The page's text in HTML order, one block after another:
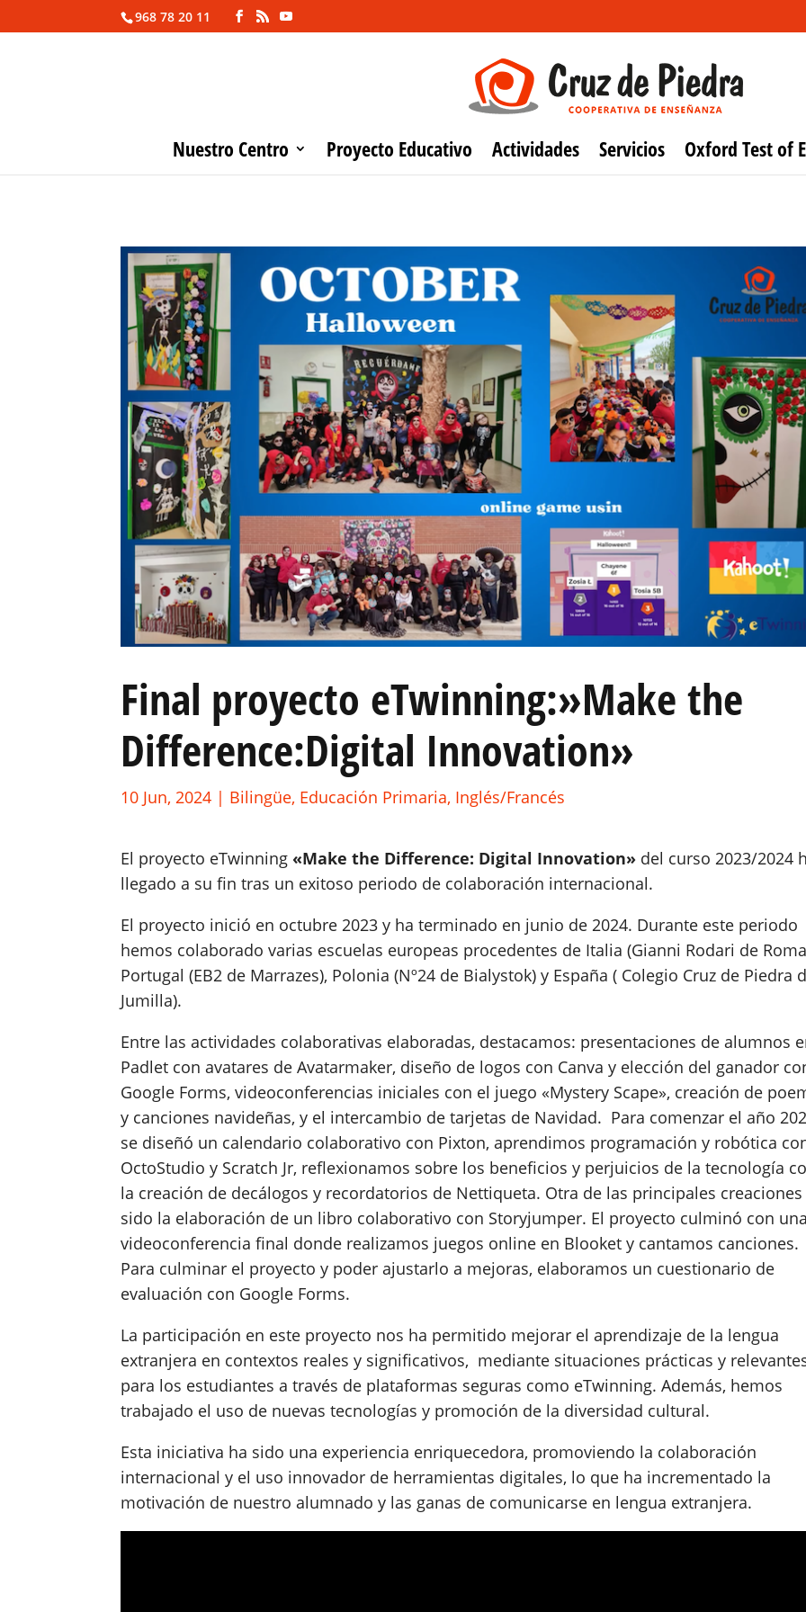
968 78 20 11
Nuestro Centro Proyecto Educativo Actividades Servicios Oxford Test of
Final proyecto eTwinning:»Make the
Difference:Digital Innovation»
10 Jun, 2024 | Bilingüe, Educación Primaria, Inglés/Francés
El proyecto eTwinning «Make the Difference: Digital Innovation» del curso 2023/2024
llegado a su fin tras un exitoso periodo de colaboración internacional.
El proyecto inició en octubre 2023 y ha terminado en junio de 2024. Durante este periodo
hemos colaborado varias escuelas europeas procedentes de Italia (Gianni Rodari de
Portugal (EB2 de Marrazes), Polonia (Nº24 de Bialystok) y España ( Colegio Cruz de Piedra
Jumilla).
Entre las actividades colaborativas elaboradas, destacamos: presentaciones de alumnos
Padlet con avatares de Avatarmaker, diseño de logos con Canva y elección del ganador
Google Forms, videoconferencias iniciales con el juego «Mystery Scape», creación de
y canciones navideñas, y el intercambio de tarjetas de Navidad. Para comenzar el año
se diseñó un calendario colaborativo con Pixton, aprendimos programación y robótica
OctoStudio y Scratch Jr, reflexionamos sobre los beneficios y perjuicios de la tecnología
la creación de decálogos y recordatorios de Nettiqueta. Otra de las principales
sido la elaboración de un libro colaborativo con Storyjumper. El proyecto culminó con
videoconferencia final donde realizamos juegos online en Blooket y cantamos canciones.
Para culminar el proyecto y poder ajustarlo a mejoras, elaboramos un cuestionario de
evaluación con Google Forms.
La participación en este proyecto nos ha permitido mejorar el aprendizaje de la lengua
extranjera en contextos reales y significativos, mediante situaciones prácticas y
para los estudiantes a través de plataformas seguras como eTwinning. Además, hemos
trabajado el uso de nuevas tecnologías y promoción de la diversidad cultural.
Esta iniciativa ha sido una experiencia enriquecedora, promoviendo la colaboración
internacional y el uso innovador de herramientas digitales, lo que ha incrementado la
motivación de nuestro alumnado y las ganas de comunicarse en lengua extranjera.